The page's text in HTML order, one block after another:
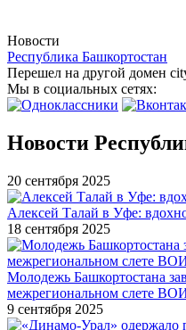
Новости
Республика Башкортостан
Перешел на другой домен
Мы в социальных сетях:
Новости
20 сентября 2025
Алексей Талай в Уфе:
18 сентября 2025
Молодежь Башкортостана
межрегиональном слете
9 сентября 2025